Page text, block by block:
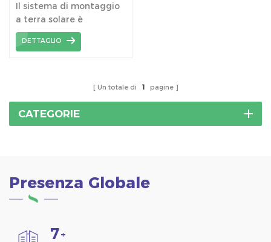
del tubo a doppia
flangia
Il sistema di montaggio
a terra solare è
personalizzato, che
utilizza la vite di messa a
DETTAGLIO
Un totale di 1 pagine
CATEGORIE
Presenza Globale
7+